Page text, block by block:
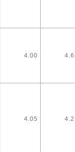
4.00
4.05